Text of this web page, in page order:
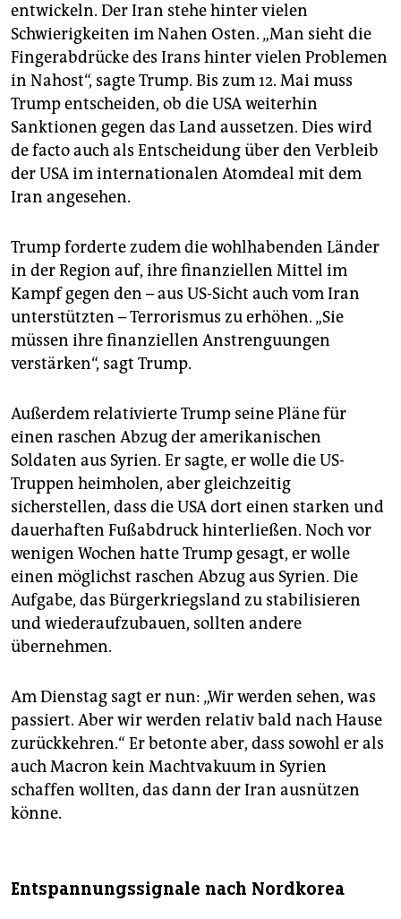
entwickeln. Der Iran stehe hinter vielen
Schwierigkeiten im Nahen Osten. „Man sieht die
Fingerabdrücke des Irans hinter vielen Problemen
in Nahost“, sagte Trump. Bis zum 12. Mai muss
Trump entscheiden, ob die USA weiterhin
Sanktionen gegen das Land aussetzen. Dies wird
de facto auch als Entscheidung über den Verbleib
der USA im internationalen Atomdeal mit dem
Iran angesehen.
Trump forderte zudem die wohlhabenden Länder
in der Region auf, ihre finanziellen Mittel im
Kampf gegen den – aus US-Sicht auch vom Iran
unterstützten – Terrorismus zu erhöhen. „Sie
müssen ihre finanziellen Anstrenguungen
verstärken“, sagt Trump.
Außerdem relativierte Trump seine Pläne für
einen raschen Abzug der amerikanischen
Soldaten aus Syrien. Er sagte, er wolle die US-
Truppen heimholen, aber gleichzeitig
sicherstellen, dass die USA dort einen starken und
dauerhaften Fußabdruck hinterließen. Noch vor
wenigen Wochen hatte Trump gesagt, er wolle
einen möglichst raschen Abzug aus Syrien. Die
Aufgabe, das Bürgerkriegsland zu stabilisieren
und wiederaufzubauen, sollten andere
übernehmen.
Am Dienstag sagt er nun: „Wir werden sehen, was
passiert. Aber wir werden relativ bald nach Hause
zurückkehren.“ Er betonte aber, dass sowohl er als
auch Macron kein Machtvakuum in Syrien
schaffen wollten, das dann der Iran ausnützen
könne.
Entspannungssignale nach Nordkorea